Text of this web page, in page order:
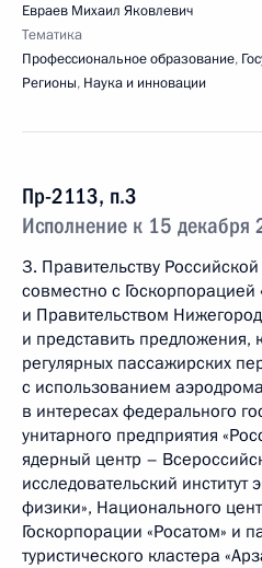
Евраев Михаил Яковлевич
Тематика
Профессиональное образование,
Регионы, Наука и инновации
Пр-2113, п.3
Исполнение к 15 декабря
3. Правительству
совместно с
и Правительством
и представить
регулярных пассажирских
с использованием
в интересах федерального
унитарного предприятия
ядерный центр –
исследовательский институт
физики», Национального
Госкорпорации «Росатом» и
туристического кластера